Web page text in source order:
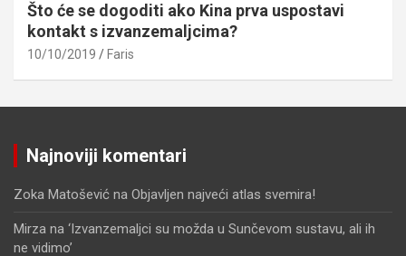
Što će se dogoditi ako Kina prva uspostavi
kontakt s izvanzemaljcima?
10/10/2019 Faris
Najnoviji komentari
Zoka Matošević na Objavljen najveći atlas svemira!
Mirza na ‘Izvanzemaljci su možda u Sunčevom sustavu, ali ih
ne vidimo’